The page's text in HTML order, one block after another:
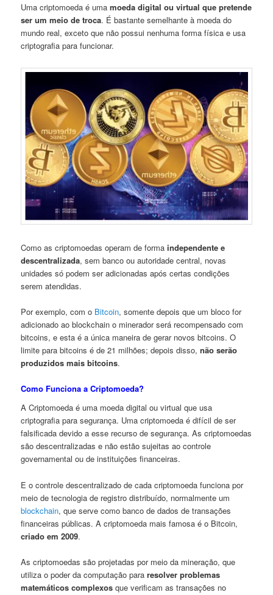
Uma criptomoeda é umamoeda digital ou virtual que pretende
ser um meio de troca. É bastante semelhante à moeda do
mundo real, exceto que não possui nenhuma forma física e usa
criptografia para funcionar.
Como as criptomoedas operam de formaindependente e
descentralizada, sem banco ou autoridade central, novas
unidades só podem ser adicionadas após certas condições
serem atendidas.
Por exemplo, com o Bitcoin, somente depois que um bloco for
adicionado ao blockchain o minerador será recompensado com
bitcoins, e esta é a única maneira de gerar novos bitcoins. O
limite para bitcoins é de 21 milhões; depois disso,não serão
produzidos mais bitcoins.
Como Funciona a Criptomoeda?
A Criptomoeda é uma moeda digital ou virtual que usa
criptografia para segurança. Uma criptomoeda é difícil de ser
falsificada devido a esse recurso de segurança. As criptomoedas
são descentralizadas e não estão sujeitas ao controle
governamental ou de instituições financeiras.
E o controle descentralizado de cada criptomoeda funciona por
meio de tecnologia de registro distribuído, normalmente um
blockchain, que serve como banco de dados de transações
financeiras públicas. A criptomoeda mais famosa é o Bitcoin,
criado em 2009.
As criptomoedas são projetadas por meio da mineração, que
utiliza o poder da computação pararesolver problemas
matemáticos complexos que verificam as transações no